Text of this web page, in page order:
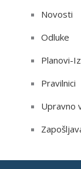
Novosti
Odluke
Planovi-
Pravilnici
Upravno